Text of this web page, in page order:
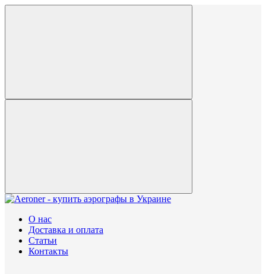
О нас
Доставка и оплата
Статьи
Контакты